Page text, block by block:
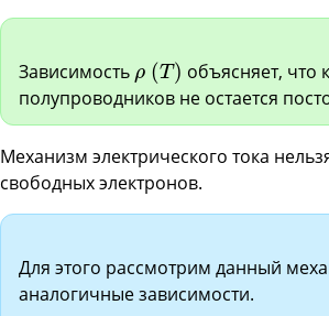
Зависимость ρ (T )
ρ (T) объясняет, что
полупроводников не остается
Механизм электрического тока
свободных электронов.
Для этого рассмотрим данный
аналогичные зависимости.